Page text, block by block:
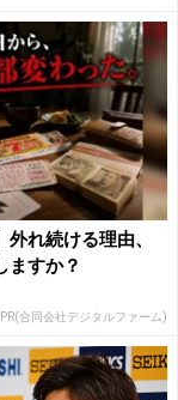
外れ続ける理由、
ますか？
PR(合同会社デジタルファーム)